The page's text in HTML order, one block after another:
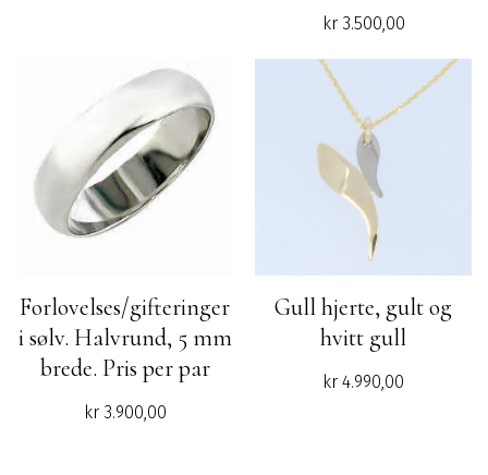
kr3.500,00
Forlovelses/gifteringer
i sølv. Halvrund, 5 mm
brede. Pris per par
kr3.900,00
Gull hjerte, gult og
hvitt gull
kr 4.990,00